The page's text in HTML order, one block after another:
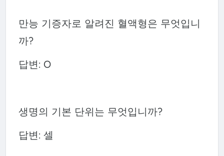
만능 기증자로 알려진 혈액형은 무엇입니
까?
답변: O
생명의 기본 단위는 무엇입니까?
답변: 셀